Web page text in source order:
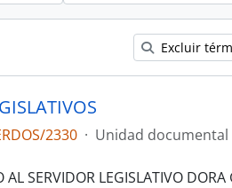
Excluir
2330 · Unidad documental
AL SERVIDOR LEGISLATIVO DORA